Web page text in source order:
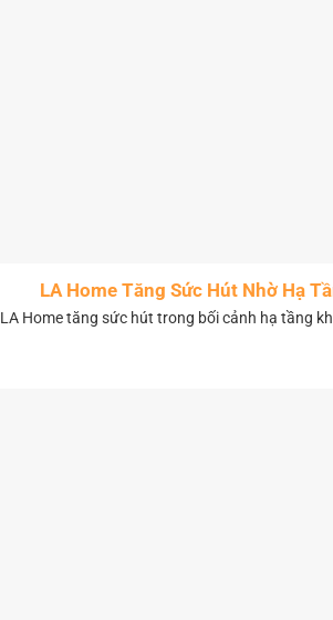
LA Home Tăng Sức Hút Nhờ Hạ
LA Home tăng sức hút trong bối cảnh hạ tầng